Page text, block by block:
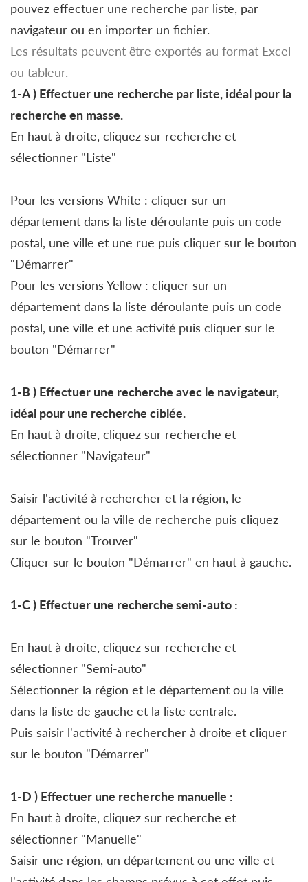
pouvez effectuer une recherche par liste, par
navigateur ou en importer un fichier.
Les résultats peuvent être exportés au format Excel
ou tableur.
1-A ) Effectuer une recherche par liste, idéal pour la
recherche en masse.
En haut à droite, cliquez sur recherche et
sélectionner "Liste"
Pour les versions White : cliquer sur un
département dans la liste déroulante puis un code
postal, une ville et une rue puis cliquer sur le bouton
"Démarrer"
Pour les versions Yellow : cliquer sur un
département dans la liste déroulante puis un code
postal, une ville et une activité puis cliquer sur le
bouton "Démarrer"
1-B ) Effectuer une recherche avec le navigateur,
idéal pour une recherche ciblée.
En haut à droite, cliquez sur recherche et
sélectionner "Navigateur"
Saisir l'activité à rechercher et la région, le
département ou la ville de recherche puis cliquez
sur le bouton "Trouver"
Cliquer sur le bouton "Démarrer" en haut à gauche.
1-C ) Effectuer une recherche semi-auto :
En haut à droite, cliquez sur recherche et
sélectionner "Semi-auto"
Sélectionner la région et le département ou la ville
dans la liste de gauche et la liste centrale.
Puis saisir l'activité à rechercher à droite et cliquer
sur le bouton "Démarrer"
1-D ) Effectuer une recherche manuelle :
En haut à droite, cliquez sur recherche et
sélectionner "Manuelle"
Saisir une région, un département ou une ville et